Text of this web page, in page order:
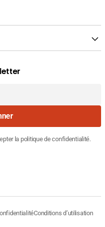
courant
DT
la politique de confidentialité.
Conditions d’utilisation